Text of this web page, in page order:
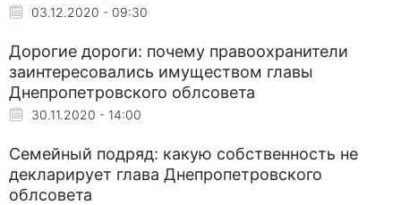
03.12.2020 - 09:30
Дорогие дороги: почему правоохранители
заинтересовались имуществом главы
Днепропетровского облсовета
30.11.2020 - 14:00
Семейный подряд: какую собственность не
декларирует глава Днепропетровского
облсовета